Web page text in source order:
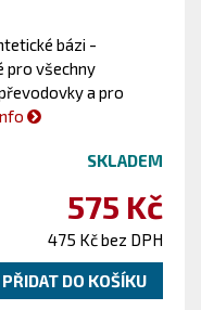
bázi -
pro všechny
a pro
SKLADEM
575 Kč
475 Kč bez DPH
PŘIDAT DO KOŠÍKU